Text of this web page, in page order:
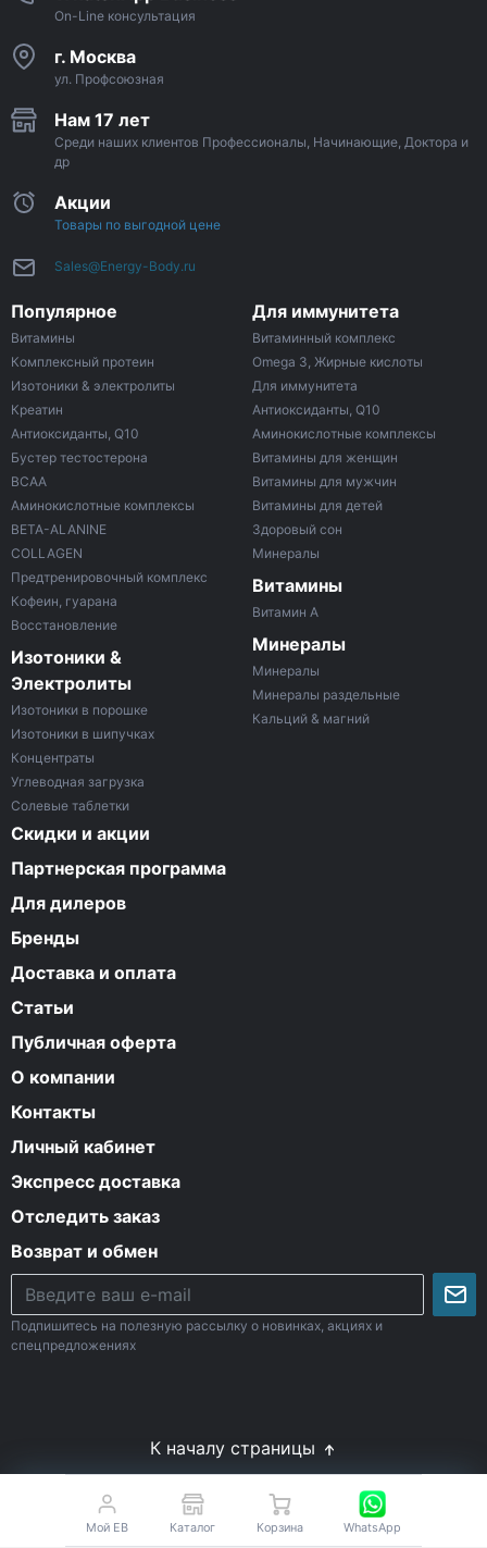
On-Line консультация
г. Москва
ул. Профсоюзная
Нам 17 лет
Среди наших клиентов Профессионалы, Начинающие, Доктора и
др
Акции
Товары по выгодной цене
Sales@Energy-Body.ru
Популярное
Витамины
Комплексный протеин
Изотоники & электролиты
Креатин
Антиоксиданты, Q10
Бустер тестостерона
ВСАА
Аминокислотные комплексы
BETA-ALANINE
COLLAGEN
Предтренировочный комплекс
Кофеин, гуарана
Восстановление
Изотоники &
Электролиты
Изотоники в порошке
Изотоники в шипучках
Концентраты
Углеводная загрузка
Солевые таблетки
Для иммунитета
Витаминный комплекс
Omega 3, Жирные кислоты
Для иммунитета
Антиоксиданты, Q10
Аминокислотные комплексы
Витамины для женщин
Витамины для мужчин
Витамины для детей
Здоровый сон
Минералы
Витамины
Витамин A
Минералы
Минералы
Минералы раздельные
Кальций & магний
Скидки и акции
Партнерская программа
Для дилеров
Бренды
Доставка и оплата
Статьи
Публичная оферта
О компании
Контакты
Личный кабинет
Экспресс доставка
Отследить заказ
Возврат и обмен
Подпишитесь на полезную рассылку о новинках, акциях и
спецпредложениях
К началу страницы
© Все права защищены. 2009-2026 Energy-Body.ru
Спортивное питание с доставкой по России
Мой EB Каталог Корзина WhatsApp